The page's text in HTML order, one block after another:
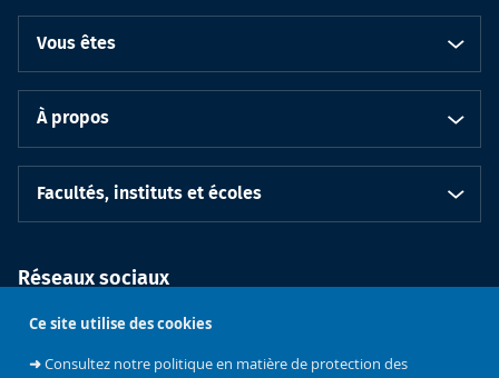
Ce site utilise des cookies
➜Consultez notre politique en matière de protection des
Vous êtes
À propos
Facultés, instituts et écoles
Réseaux sociaux